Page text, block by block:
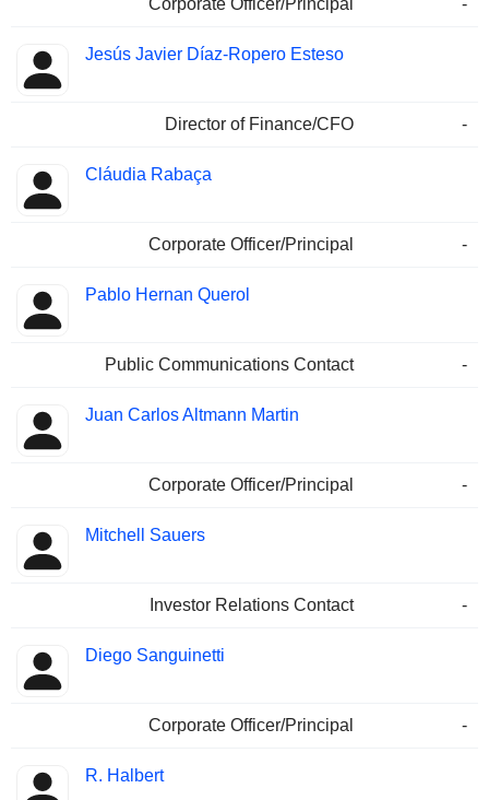
Corporate Officer/Principal -
Jesús Javier Díaz-Ropero Esteso
Director of Finance/CFO -
Cláudia Rabaça
Corporate Officer/Principal -
Pablo Hernan Querol
Public Communications Contact -
Juan Carlos Altmann Martin
Corporate Officer/Principal -
Mitchell Sauers
Investor Relations Contact -
Diego Sanguinetti
Corporate Officer/Principal -
R. Halbert